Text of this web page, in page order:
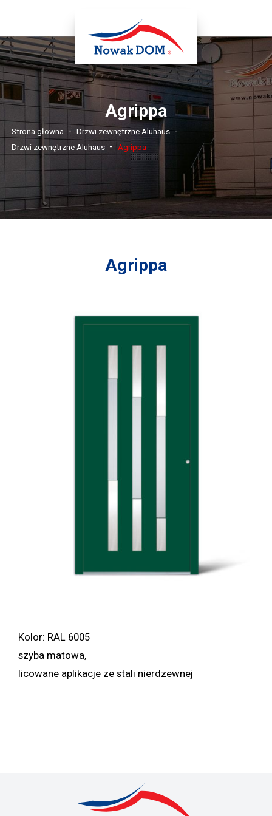
Agrippa
Strona głowna - Drzwi zewnętrzne Aluhaus -
Drzwi zewnętrzne Aluhaus - Agrippa
Agrippa
Kolor: RAL 6005
szyba matowa,
licowane aplikacje ze stali nierdzewnej